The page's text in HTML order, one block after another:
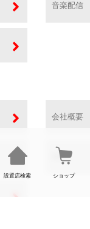
設置店検索 ショップ
音楽配信
会社概要
SDGs